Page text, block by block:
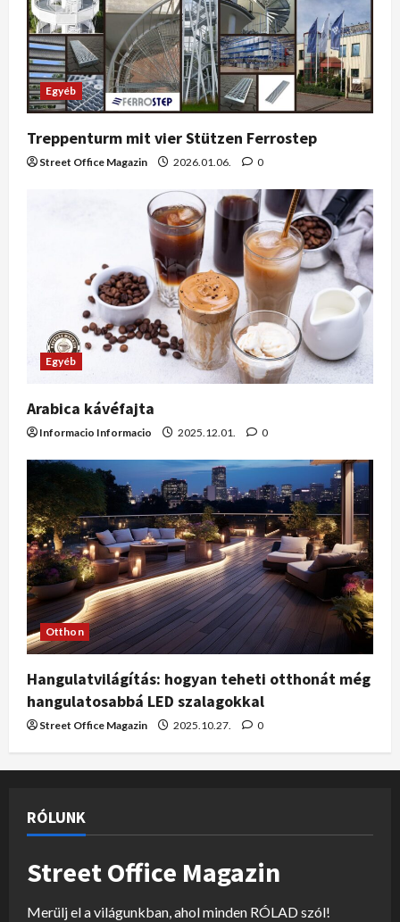
Egyéb
Treppenturm mit vier Stützen Ferrostep
Street Office Magazin 2026.01.06. 0
Egyéb
Arabica kávéfajta
Informacio Informacio 2025.12.01. 0
Otthon
Hangulatvilágítás: hogyan teheti otthonát még
hangulatosabbá LED szalagokkal
Street Office Magazin 2025.10.27. 0
RÓLUNK
Street Office Magazin
Merülj el a világunkban, ahol minden RÓLAD szól!